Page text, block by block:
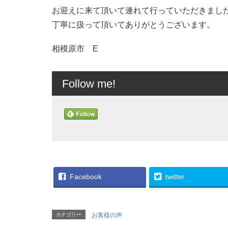
お迎えに来て頂いて連れて行っていただきまし
丁寧に扱って頂いてありがとうございます。
相模原市 E
Follow me!
Facebook twitter
カテゴリー お客様の声